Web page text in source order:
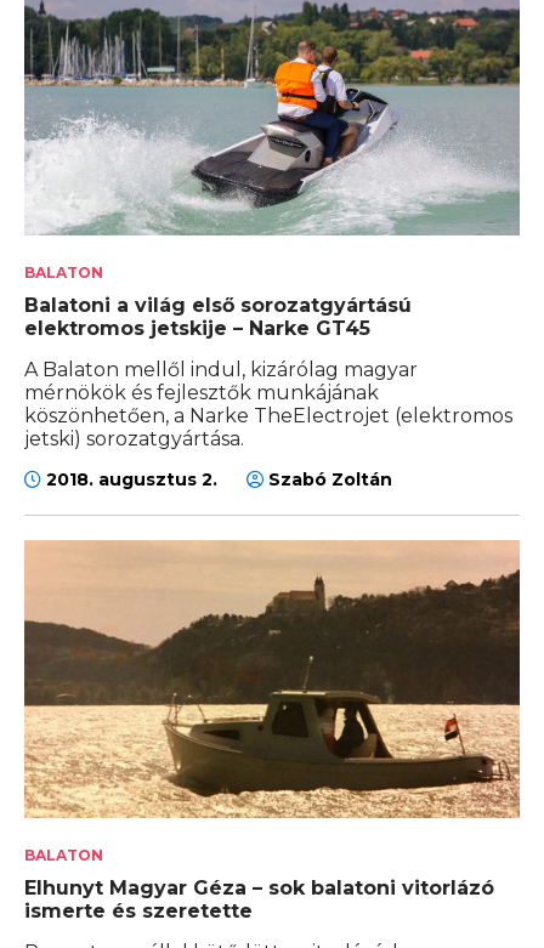
BALATON
Balatoni a világ első sorozatgyártású
elektromos jetskije – Narke GT45
A Balaton mellől indul, kizárólag magyar
mérnökök és fejlesztők munkájának
köszönhetően, a Narke TheElectrojet (elektromos
jetski) sorozatgyártása.
2018. augusztus 2. Szabó Zoltán
BALATON
Elhunyt Magyar Géza – sok balatoni vitorlázó
ismerte és szeretette